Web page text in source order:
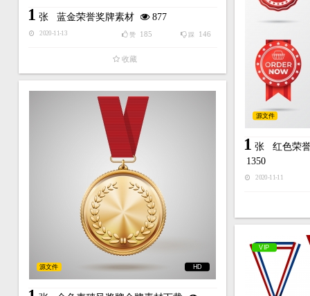
1 张蓝金荣誉奖牌素材 877
2020-11-13 踩 146
赞 185
收藏
源文件
1 张红色荣
1350
2020-11-11
HD
源文件
VIP